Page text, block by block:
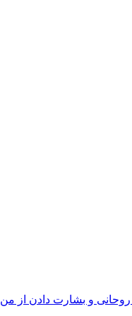
و بشارت دادن از من